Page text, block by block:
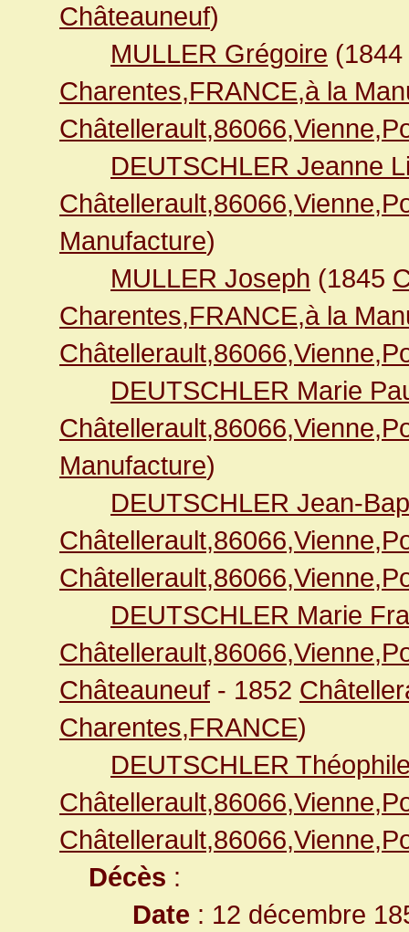
Châteauneuf)
MULLER Grégoire (1844
Charentes,FRANCE,à la
DEUTSCHLER Jeanne
Manufacture)
MULLER Joseph (1845
Charentes,FRANCE,à la
DEUTSCHLER Marie
Manufacture)
DEUTSCHLER Jean-
DEUTSCHLER Marie
Châteauneuf - 1852
Charentes,FRANCE)
DEUTSCHLER
Décès :
Date : 12 décembre